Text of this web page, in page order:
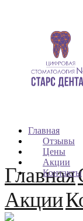
Главная
Отзывы
Цены
Акции
Контакты
Главная
Акции